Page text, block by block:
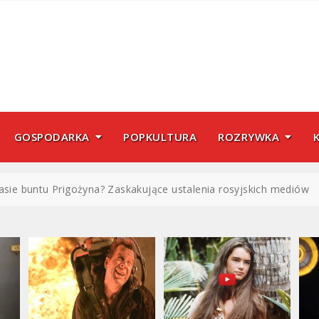
GOSPODARKA POPKULTURA ROZRYWKA
buntu Prigożyna? Zaskakujące ustalenia rosyjskich mediów